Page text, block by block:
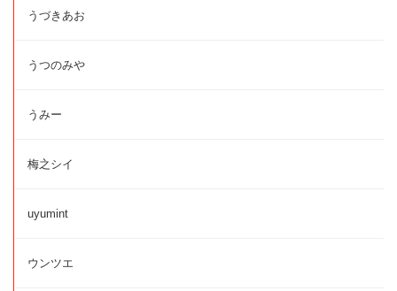
うづきあお
うつのみや
うみー
梅之シイ
uyumint
ウンツエ